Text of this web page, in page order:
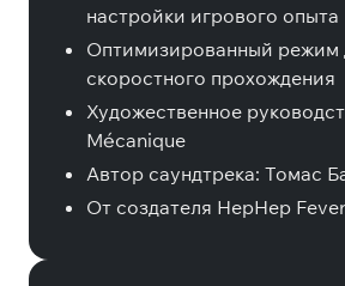
настройки игрового опыта
Оптимизированный режим
скоростного прохождения
Художественное
Mécanique
Автор саундтрека: Томас
От создателя HepHep Fever